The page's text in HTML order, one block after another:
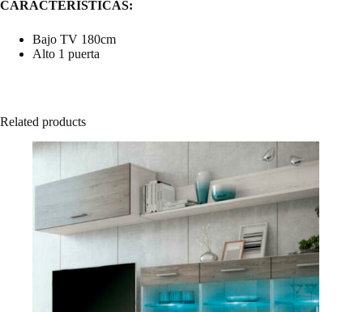
CARACTERÍSTICAS:
Bajo TV 180cm
Alto 1 puerta
Related products